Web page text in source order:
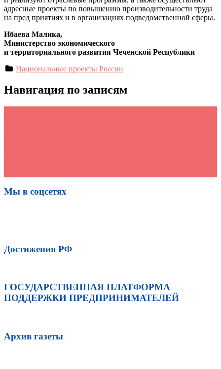
адресные проекты по повышению производительности труда
на пред приятиях и в организациях подведомственной сферы.
Ибаева Малика,
Министерство экономического
и территориального развития Чеченской Республики
Национальные проекты России
Навигация по записям
Мы в соцсетях
Достижения РФ
ГОСУДАРСТВЕННАЯ ПЛАТФОРМА
ПОДДЕРЖКИ ПРЕДПРИНИМАТЕЛЕЙ
Архив газеты